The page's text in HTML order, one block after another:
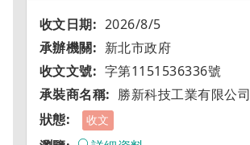
2026/8/5
新北市政府
字第1151536336號
勝新科技工業有限公司
收文